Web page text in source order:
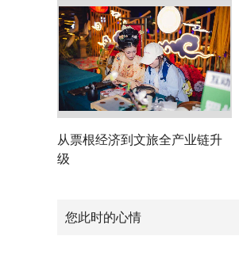
从票根经济到文旅全产业链升
级
您此时的心情